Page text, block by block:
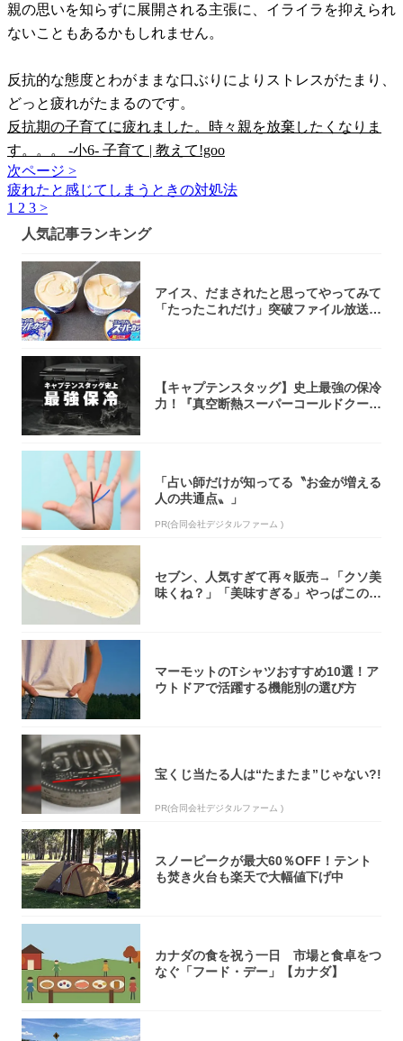
親の思いを知らずに展開される主張に、イライラを抑えられ
ないこともあるかもしれません。
反抗的な態度とわがままな口ぶりによりストレスがたまり、
どっと疲れがたまるのです。
反抗期の子育てに疲れました。時々親を放棄したくなりま
す。。。 -小6- 子育て | 教えて!goo
次ページ >
疲れたと感じてしまうときの対処法
1 2 3 >
人気記事ランキング
アイス、だまされたと思ってやってみて
「たったこれだけ」突破ファイル放送で
【キャプテンスタッグ】史上最強の保冷
力！『真空断熱スーパーコールドクーラ
「占い師だけが知ってる〝お金が増える
人の共通点〟」
PR(合同会社デジタルファーム )
セブン、人気すぎて再々販売→「クソ美
味くね？」「美味すぎる」やっぱこのク
マーモットのTシャツおすすめ10選！ア
ウトドアで活躍する機能別の選び方
宝くじ当たる人は“たまたま”じゃない?!
PR(合同会社デジタルファーム )
スノーピークが最大60％OFF！テント
も焚き火台も楽天で大幅値下げ中
カナダの食を祝う一日 市場と食卓をつ
なぐ「フード・デー」【カナダ】